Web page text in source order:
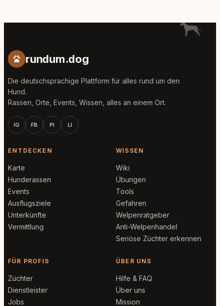
rundum.dog
Die deutschsprachige Plattform für alles rund um den
Hund.
Rassen, Orte, Events, Wissen, alles an einem Ort.
IG FB PI LI
ENTDECKEN
Karte
Hunderassen
Events
Ausflugsziele
Unterkünfte
Vermittlung
WISSEN
Wiki
Übungen
Tools
Gefahren
Welpenratgeber
Anti-Welpenhandel
Seriöse Züchter erkennen
FÜR PROFIS
Züchter
Dienstleister
Jobs
ÜBER UNS
Hilfe & FAQ
Über uns
Mission